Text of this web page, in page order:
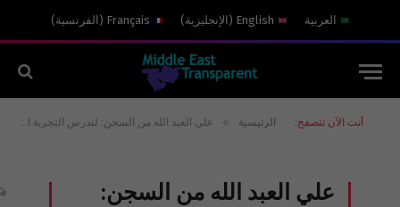
العربية English
( الإنجليزية)
Français
( الفرنسية)
أنت الآن تتصفح: الرئيسية » علي العبد الله من السجن: لندرس التجربة الديمقراطية اللبنانية كي يزداد الوعي الديمقراطي في سورية
علي العبد الله من السجن: